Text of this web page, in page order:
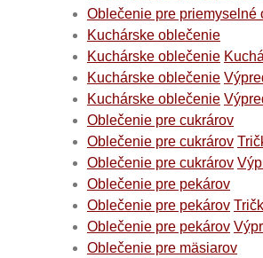
Oblečenie pre priemyselné
Kuchárske oblečenie
Kuchárske oblečenie
Kuchárske oblečenie
Kuchárske oblečenie
Oblečenie pre cukrárov
Oblečenie pre cukrárov
Oblečenie pre cukrárov
Oblečenie pre pekárov
Oblečenie pre pekárov
Oblečenie pre pekárov
Oblečenie pre mäsiarov